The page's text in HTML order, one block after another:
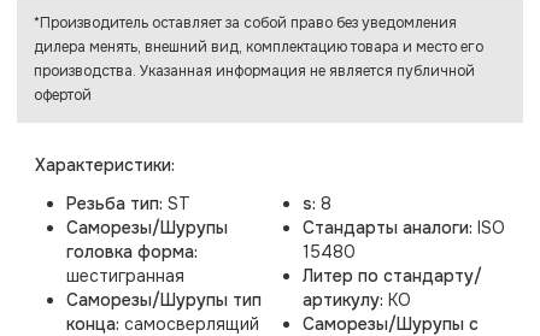
Характеристики:
Резьба тип: ST
Саморезы/Шурупы
головка форма:
шестигранная
Саморезы/Шурупы тип
конца: самосверлящий
s: 8
Стандарты аналоги: ISO
15480
Литер по стандарту/
артикулу: KO
Саморезы/Шурупы с
*Производитель оставляет за собой право без уведомления
дилера менять, внешний вид, комплектацию товара и место его
производства. Указанная информация не является публичной
офертой